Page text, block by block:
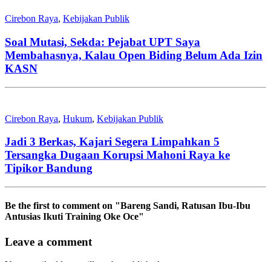
Cirebon Raya, Kebijakan Publik
Soal Mutasi, Sekda: Pejabat UPT Saya
Membahasnya, Kalau Open Biding Belum Ada Izin
KASN
Cirebon Raya, Hukum, Kebijakan Publik
Jadi 3 Berkas, Kajari Segera Limpahkan 5
Tersangka Dugaan Korupsi Mahoni Raya ke
Tipikor Bandung
Be the first to comment on "Bareng Sandi, Ratusan Ibu-Ibu
Antusias Ikuti Training Oke Oce"
Leave a comment